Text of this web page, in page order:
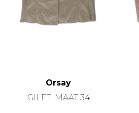
Orsay
GILET, MAAT 34